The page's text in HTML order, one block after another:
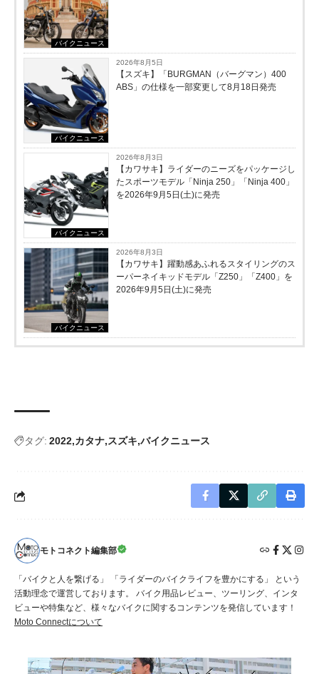
バイクニュース
バイクニュース
2026年8月5日
【スズキ】「BURGMAN（バーグマン）400
ABS」の仕様を一部変更して8月18日発売
バイクニュース
2026年8月3日
【カワサキ】ライダーのニーズをパッケージし
たスポーツモデル「Ninja 250」「Ninja 400」
を2026年9月5日(土)に発売
バイクニュース
2026年8月3日
【カワサキ】躍動感あふれるスタイリングのス
ーパーネイキッドモデル「Z250」「Z400」を
2026年9月5日(土)に発売
タグ: 2022 カタナ スズキ バイクニュース
モトコネクト編集部
「バイクと人を繋げる」 「ライダーのバイクライフを豊かにする」 という
活動理念で運営しております。 バイク用品レビュー、ツーリング、インタ
ビューや特集など、様々なバイクに関するコンテンツを発信しています！
Moto Connectについて